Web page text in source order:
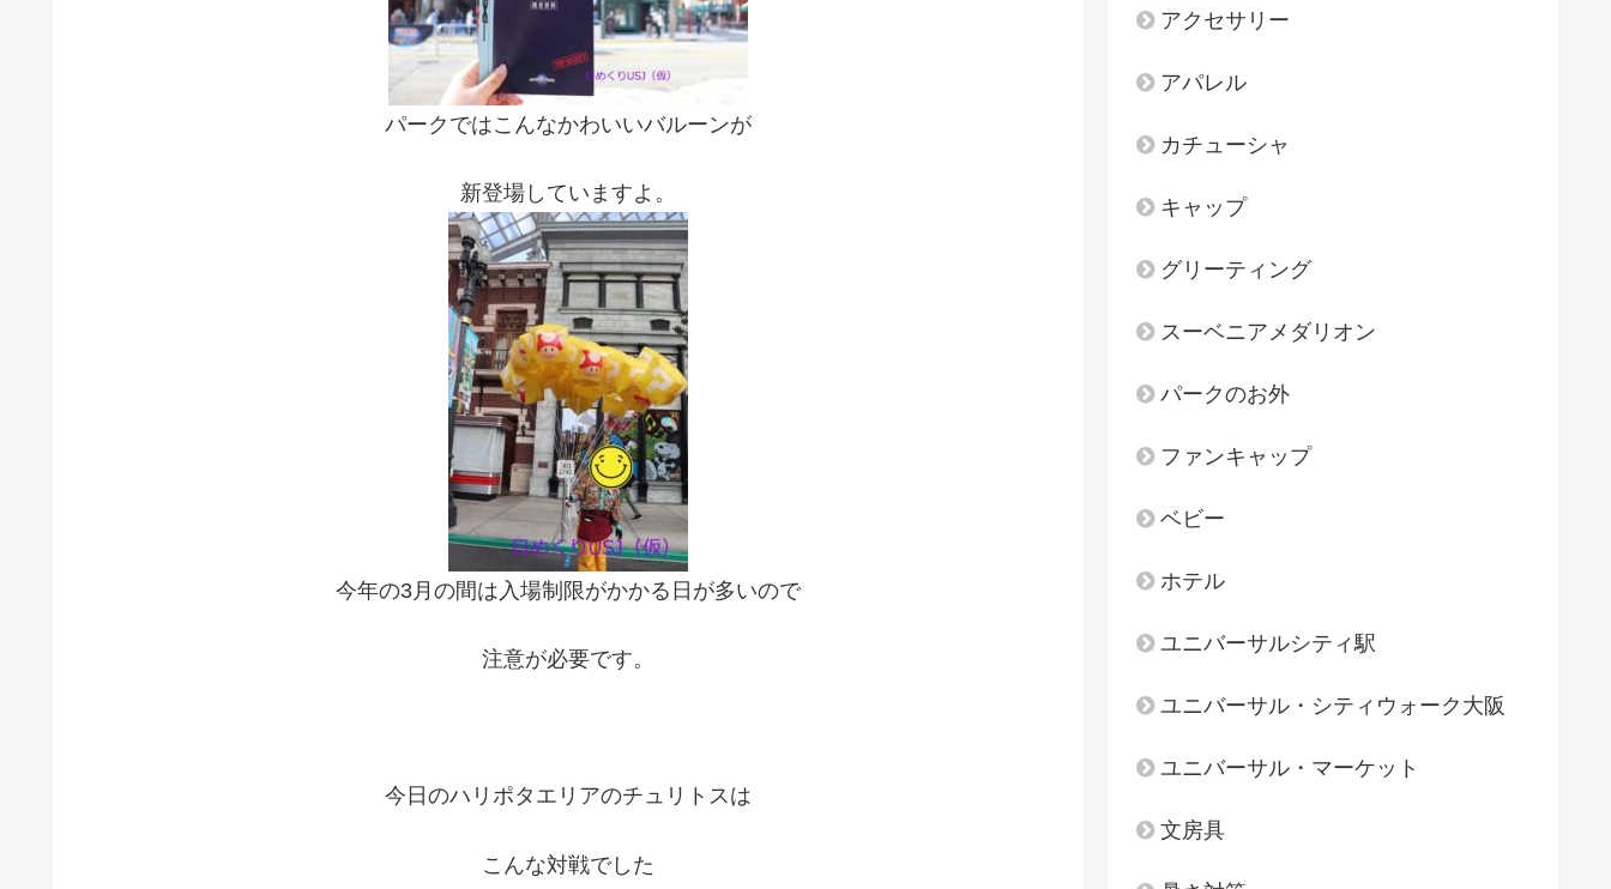
パークではこんなかわいいバルーンが
新登場していますよ。
今年の3月の間は入場制限がかかる日が多いので
注意が必要です。
今日のハリポタエリアのチュリトスは
こんな対戦でした
アクセサリー
アパレル
カチューシャ
キャップ
グリーティング
スーベニアメダリオン
パークのお外
ファンキャップ
ベビー
ホテル
ユニバーサルシティ駅
ユニバーサル・シティウォーク大阪
ユニバーサル・マーケット
文房具